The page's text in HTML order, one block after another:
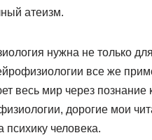
атеизм.
нужна не только
все же
весь мир через
дорогие мои
психику человека.